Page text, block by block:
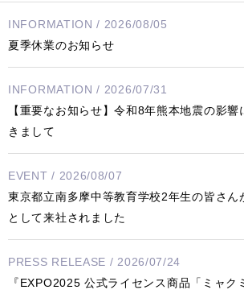
INFORMATION / 2026/08/05
夏季休業のお知らせ
INFORMATION / 2026/07/31
【重要なお知らせ】令和8年熊本地震の影
きまして
EVENT / 2026/08/07
東京都立南多摩中等教育学校2年生の皆さん
として来社されました
PRESS RELEASE / 2026/07/24
『EXPO2025 公式ライセンス商品「ミャク